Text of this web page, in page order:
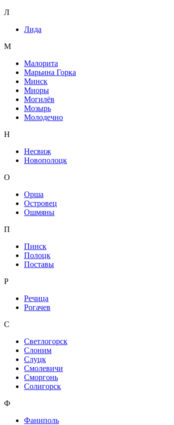
Л
Лида
М
Малорита
Марьина Горка
Минск
Миоры
Могилёв
Мозырь
Молодечно
Н
Несвиж
Новополоцк
О
Орша
Островец
Ошмяны
П
Пинск
Полоцк
Поставы
Р
Речица
Рогачев
С
Светлогорск
Слоним
Слуцк
Смолевичи
Сморгонь
Солигорск
Ф
Фаниполь